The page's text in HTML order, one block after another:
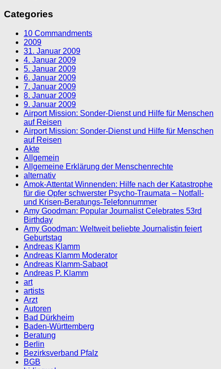
Categories
10 Commandments
2009
31. Januar 2009
4. Januar 2009
5. Januar 2009
6. Januar 2009
7. Januar 2009
8. Januar 2009
9. Januar 2009
Airport Mission: Sonder-Dienst und Hilfe für Menschen
auf Reisen
Airport Mission: Sonder-Dienst und Hilfe für Menschen
auf Reisen
Akte
Allgemein
Allgemeine Erklärung der Menschenrechte
alternativ
Amok-Attentat Winnenden: Hilfe nach der Katastrophe
für die Opfer schwerster Psycho-Traumata – Notfall-
und Krisen-Beratungs-Telefonnummer
Amy Goodman: Popular Journalist Celebrates 53rd
Birthday
Amy Goodman: Weltweit beliebte Journalistin feiert
Geburtstag
Andreas Klamm
Andreas Klamm Moderator
Andreas Klamm-Sabaot
Andreas P. Klamm
art
artists
Arzt
Autoren
Bad Dürkheim
Baden-Württemberg
Beratung
Berlin
Bezirksverband Pfalz
BGB